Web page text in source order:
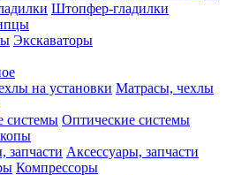
Штопфер-гладилки
Экскаваторы
Матрасы, чехлы
Оптические системы
Аксессуары, запчасти
Компрессоры